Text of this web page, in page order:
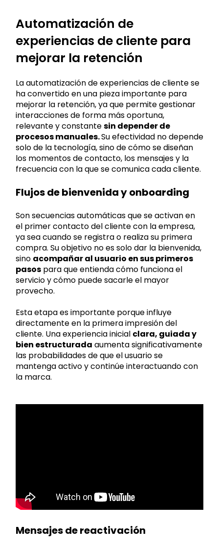
Automatización de
experiencias de cliente para
mejorar la retención
La automatización de experiencias de cliente se
ha convertido en una pieza importante para
mejorar la retención, ya que permite gestionar
interacciones de forma más oportuna,
relevante y constantesin depender de
procesos manuales.Su efectividad no depende
solo de la tecnología, sino de cómo se diseñan
los momentos de contacto, los mensajes y la
frecuencia con la que se comunica cada cliente.
Flujos de bienvenida y onboarding
Son secuencias automáticas que se activan en
el primer contacto del cliente con la empresa,
ya sea cuando se registra o realiza su primera
compra. Su objetivo no es solo dar la bienvenida,
sino acompañar al usuario en sus primeros
pasos para que entienda cómo funciona el
servicio y cómo puede sacarle el mayor
provecho.
Esta etapa es importante porque influye
directamente en la primera impresión del
cliente. Una experiencia inicial clara, guiada y
bien estructurada aumenta significativamente
las probabilidades de que el usuario se
mantenga activo y continúe interactuando con
la marca.
Mensajes de reactivación